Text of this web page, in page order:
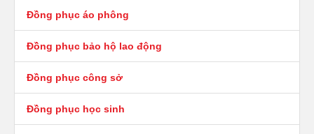
Đồng phục áo phông
Đồng phục bảo hộ lao động
Đồng phục công sở
Đồng phục học sinh